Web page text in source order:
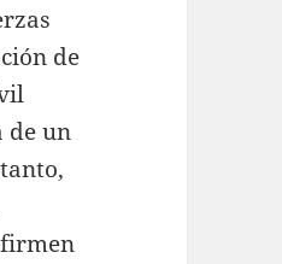
de
de un